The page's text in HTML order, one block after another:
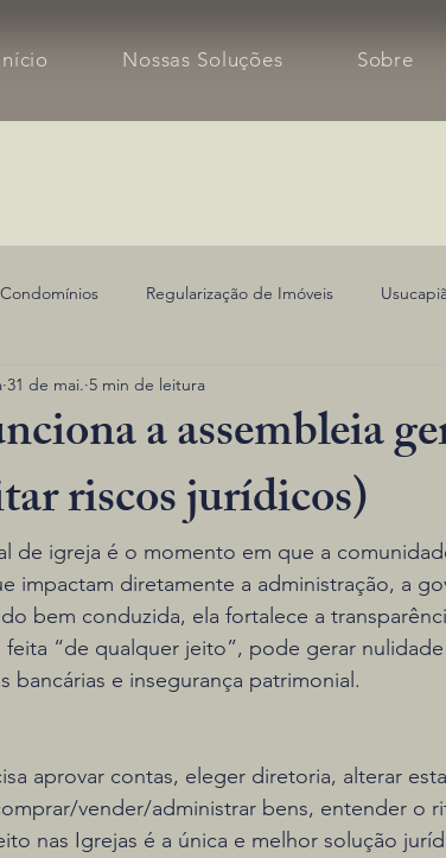
Nossas Soluções Sobre
Regularização de Imóveis
a assembleia
riscos jurídicos)
31 de mai. 5 min de leitura
de igreja é o momento em que a
impactam diretamente a administração, a
bem conduzida, ela fortalece a
“de qualquer jeito”, pode gerar
bancárias e insegurança patrimonial.
aprovar contas, eleger diretoria, alterar
vender/administrar bens, entender o
nas Igrejas é a única e melhor solução